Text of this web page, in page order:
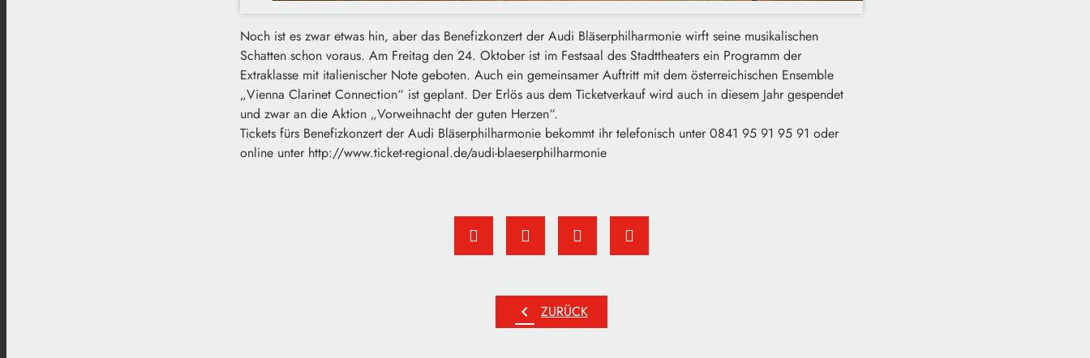
Noch ist es zwar etwas hin, aber das Benefizkonzert der Audi Bläserphilharmonie wirft seine musikalischen
Schatten schon voraus. Am Freitag den 24. Oktober ist im Festsaal des Stadttheaters ein Programm der
Extraklasse mit italienischer Note geboten. Auch ein gemeinsamer Auftritt mit dem österreichischen Ensemble
„Vienna Clarinet Connection“ ist geplant. Der Erlös aus dem Ticketverkauf wird auch in diesem Jahr gespendet
und zwar an die Aktion „Vorweihnacht der guten Herzen“.
Tickets fürs Benefizkonzert der Audi Bläserphilharmonie bekommt ihr telefonisch unter 0841 95 91 95 91 oder
online unter http://www.ticket-regional.de/audi-blaeserphilharmonie
chevron_left ZURÜCK